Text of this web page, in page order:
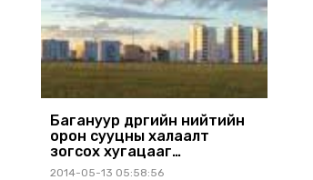
Багануур дүүргийн нийтийн
орон сууцны халаалт
зогсох хугацааг
хойшлууллаа
2014-05-13 05:58:56